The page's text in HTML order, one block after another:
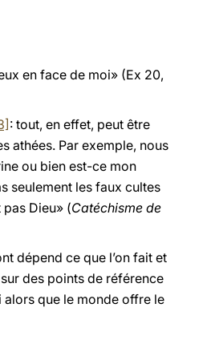
en face de moi» (Ex 20,
: tout, en effet, peut être
athées. Par exemple, nous
ou bien est-ce mon
seulement les faux cultes
Dieu» (Catéchisme de
dépend ce que l’on fait et
des points de référence
alors que le monde offre le